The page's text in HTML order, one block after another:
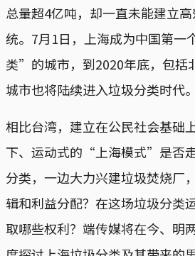
总量超4亿吨，却一直未能建立
统。7月1日，上海成为中国第
类”的城市，到2020年底，包括
城市也将陆续进入垃圾分类时代。
相比台湾，建立在公民社会基础
下、运动式的“上海模式”是否
分类，一边大力兴建垃圾焚烧厂
辑和利益分配？在这场垃圾分类
取哪些权利？端传媒将在今、明